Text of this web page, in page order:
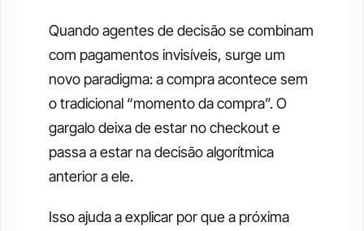
Quando agentes de decisão se combinam
com pagamentos invisíveis, surge um
novo paradigma: a compra acontece sem
o tradicional “momento da compra”. O
gargalo deixa de estar no checkout e
passa a estar na decisão algorítmica
anterior a ele.
Isso ajuda a explicar por que a próxima